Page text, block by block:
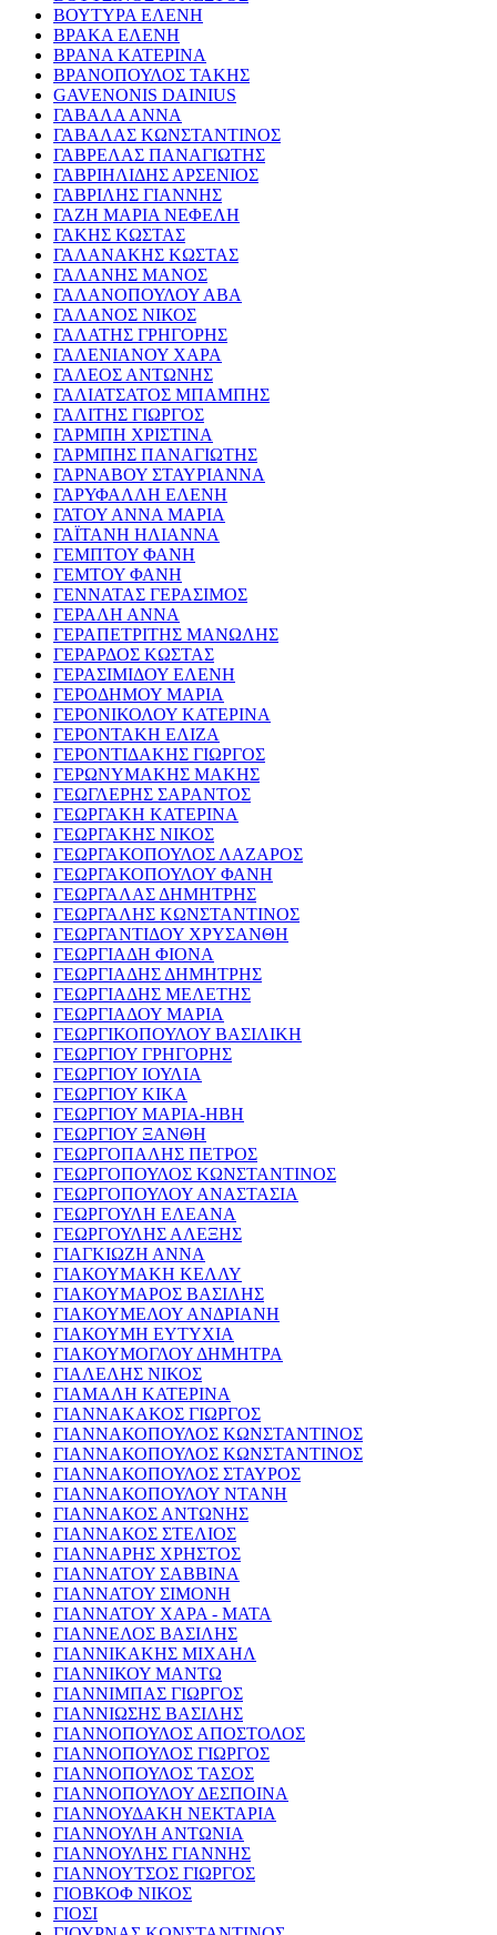
ΒΟΥΤΥΡΑ ΕΛΕΝΗ
ΒΡΑΚΑ ΕΛΕΝΗ
ΒΡΑΝΑ ΚΑΤΕΡΙΝΑ
ΒΡΑΝΟΠΟΥΛΟΣ ΤΑΚΗΣ
GAVENONIS DAINIUS
ΓΑΒΑΛΑ ΑΝΝΑ
ΓΑΒΑΛΑΣ ΚΩΝΣΤΑΝΤΙΝΟΣ
ΓΑΒΡΕΛΑΣ ΠΑΝΑΓΙΩΤΗΣ
ΓΑΒΡΙΗΛΙΔΗΣ ΑΡΣΕΝΙΟΣ
ΓΑΒΡΙΛΗΣ ΓΙΑΝΝΗΣ
ΓΑΖΗ ΜΑΡΙΑ ΝΕΦΕΛΗ
ΓΑΚΗΣ ΚΩΣΤΑΣ
ΓΑΛΑΝΑΚΗΣ ΚΩΣΤΑΣ
ΓΑΛΑΝΗΣ ΜΑΝΟΣ
ΓΑΛΑΝΟΠΟΥΛΟΥ ΑΒΑ
ΓΑΛΑΝΟΣ ΝΙΚΟΣ
ΓΑΛΑΤΗΣ ΓΡΗΓΟΡΗΣ
ΓΑΛΕΝΙΑΝΟΥ ΧΑΡΑ
ΓΑΛΕΟΣ ΑΝΤΩΝΗΣ
ΓΑΛΙΑΤΣΑΤΟΣ ΜΠΑΜΠΗΣ
ΓΑΛΙΤΗΣ ΓΙΩΡΓΟΣ
ΓΑΡΜΠΗ ΧΡΙΣΤΙΝΑ
ΓΑΡΜΠΗΣ ΠΑΝΑΓΙΩΤΗΣ
ΓΑΡΝΑΒΟΥ ΣΤΑΥΡΙΑΝΝΑ
ΓΑΡΥΦΑΛΛΗ ΕΛΕΝΗ
ΓΑΤΟΥ ΑΝΝΑ ΜΑΡΙΑ
ΓΑΪΤΑΝΗ ΗΛΙΑΝΝΑ
ΓΕΜΠΤΟΥ ΦΑΝΗ
ΓΕΜΤΟΥ ΦΑΝΗ
ΓΕΝΝΑΤΑΣ ΓΕΡΑΣΙΜΟΣ
ΓΕΡΑΛΗ ΑΝΝΑ
ΓΕΡΑΠΕΤΡΙΤΗΣ ΜΑΝΩΛΗΣ
ΓΕΡΑΡΔΟΣ ΚΩΣΤΑΣ
ΓΕΡΑΣΙΜΙΔΟΥ ΕΛΕΝΗ
ΓΕΡΟΔΗΜΟΥ ΜΑΡΙΑ
ΓΕΡΟΝΙΚΟΛΟΥ ΚΑΤΕΡΙΝΑ
ΓΕΡΟΝΤΑΚΗ ΕΛΙΖΑ
ΓΕΡΟΝΤΙΔΑΚΗΣ ΓΙΩΡΓΟΣ
ΓΕΡΩΝΥΜΑΚΗΣ ΜΑΚΗΣ
ΓΕΩΓΛΕΡΗΣ ΣΑΡΑΝΤΟΣ
ΓΕΩΡΓΑΚΗ ΚΑΤΕΡΙΝΑ
ΓΕΩΡΓΑΚΗΣ ΝΙΚΟΣ
ΓΕΩΡΓΑΚΟΠΟΥΛΟΣ ΛΑΖΑΡΟΣ
ΓΕΩΡΓΑΚΟΠΟΥΛΟΥ ΦΑΝΗ
ΓΕΩΡΓΑΛΑΣ ΔΗΜΗΤΡΗΣ
ΓΕΩΡΓΑΛΗΣ ΚΩΝΣΤΑΝΤΙΝΟΣ
ΓΕΩΡΓΑΝΤΙΔΟΥ ΧΡΥΣΑΝΘΗ
ΓΕΩΡΓΙΑΔΗ ΦΙΟΝΑ
ΓΕΩΡΓΙΑΔΗΣ ΔΗΜΗΤΡΗΣ
ΓΕΩΡΓΙΑΔΗΣ ΜΕΛΕΤΗΣ
ΓΕΩΡΓΙΑΔΟΥ ΜΑΡΙΑ
ΓΕΩΡΓΙΚΟΠΟΥΛΟΥ ΒΑΣΙΛΙΚΗ
ΓΕΩΡΓΙΟΥ ΓΡΗΓΟΡΗΣ
ΓΕΩΡΓΙΟΥ ΙΟΥΛΙΑ
ΓΕΩΡΓΙΟΥ ΚΙΚΑ
ΓΕΩΡΓΙΟΥ ΜΑΡΙΑ-ΗΒΗ
ΓΕΩΡΓΙΟΥ ΞΑΝΘΗ
ΓΕΩΡΓΟΠΑΛΗΣ ΠΕΤΡΟΣ
ΓΕΩΡΓΟΠΟΥΛΟΣ ΚΩΝΣΤΑΝΤΙΝΟΣ
ΓΕΩΡΓΟΠΟΥΛΟΥ ΑΝΑΣΤΑΣΙΑ
ΓΕΩΡΓΟΥΛΗ ΕΛΕΑΝΑ
ΓΕΩΡΓΟΥΛΗΣ ΑΛΕΞΗΣ
ΓΙΑΓΚΙΩΖΗ ΑΝΝΑ
ΓΙΑΚΟΥΜΑΚΗ ΚΕΛΛΥ
ΓΙΑΚΟΥΜΑΡΟΣ ΒΑΣΙΛΗΣ
ΓΙΑΚΟΥΜΕΛΟΥ ΑΝΔΡΙΑΝΗ
ΓΙΑΚΟΥΜΗ ΕΥΤΥΧΙΑ
ΓΙΑΚΟΥΜΟΓΛΟΥ ΔΗΜΗΤΡΑ
ΓΙΑΛΕΛΗΣ ΝΙΚΟΣ
ΓΙΑΜΑΛΗ ΚΑΤΕΡΙΝΑ
ΓΙΑΝΝΑΚΑΚΟΣ ΓΙΩΡΓΟΣ
ΓΙΑΝΝΑΚΟΠΟΥΛΟΣ ΚΩΝΣΤΑΝΤΙΝΟΣ
ΓΙΑΝΝΑΚΟΠΟΥΛΟΣ ΚΩΝΣΤΑΝΤΙΝΟΣ
ΓΙΑΝΝΑΚΟΠΟΥΛΟΣ ΣΤΑΥΡΟΣ
ΓΙΑΝΝΑΚΟΠΟΥΛΟΥ ΝΤΑΝΗ
ΓΙΑΝΝΑΚΟΣ ΑΝΤΩΝΗΣ
ΓΙΑΝΝΑΚΟΣ ΣΤΕΛΙΟΣ
ΓΙΑΝΝΑΡΗΣ ΧΡΗΣΤΟΣ
ΓΙΑΝΝΑΤΟΥ ΣΑΒΒΙΝΑ
ΓΙΑΝΝΑΤΟΥ ΣΙΜΟΝΗ
ΓΙΑΝΝΑΤΟΥ ΧΑΡΑ - ΜΑΤΑ
ΓΙΑΝΝΕΛΟΣ ΒΑΣΙΛΗΣ
ΓΙΑΝΝΙΚΑΚΗΣ ΜΙΧΑΗΛ
ΓΙΑΝΝΙΚΟΥ ΜΑΝΤΩ
ΓΙΑΝΝΙΜΠΑΣ ΓΙΩΡΓΟΣ
ΓΙΑΝΝΙΩΣΗΣ ΒΑΣΙΛΗΣ
ΓΙΑΝΝΟΠΟΥΛΟΣ ΑΠΟΣΤΟΛΟΣ
ΓΙΑΝΝΟΠΟΥΛΟΣ ΓΙΩΡΓΟΣ
ΓΙΑΝΝΟΠΟΥΛΟΣ ΤΑΣΟΣ
ΓΙΑΝΝΟΠΟΥΛΟΥ ΔΕΣΠΟΙΝΑ
ΓΙΑΝΝΟΥΔΑΚΗ ΝΕΚΤΑΡΙΑ
ΓΙΑΝΝΟΥΛΗ ΑΝΤΩΝΙΑ
ΓΙΑΝΝΟΥΛΗΣ ΓΙΑΝΝΗΣ
ΓΙΑΝΝΟΥΤΣΟΣ ΓΙΩΡΓΟΣ
ΓΙΟΒΚΟΦ ΝΙΚΟΣ
ΓΙΟΣΙ